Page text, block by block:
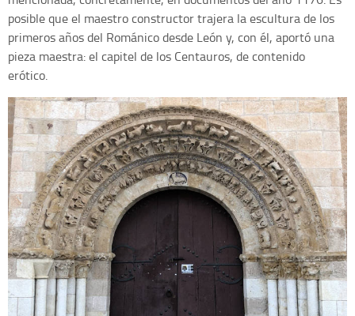
posible que el maestro constructor trajera la escultura de los
primeros años del Románico desde León y, con él, aportó una
pieza maestra: el capitel de los Centauros, de contenido
erótico.